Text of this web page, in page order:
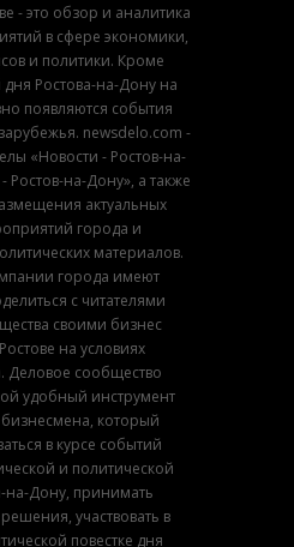
- это обзор и аналитика
в сфере экономики,
и политики. Кроме
дня Ростова-на-Дону на
появляются события
newsdelo.com -
«Новости - Ростов-на-
Ростов-на-Дону», а также
актуальных
города и
материалов.
города имеют
с читателями
своими бизнес
на условиях
Деловое сообщество
удобный инструмент
который
в курсе событий
и политической
на-Дону, принимать
участвовать в
повестке дня